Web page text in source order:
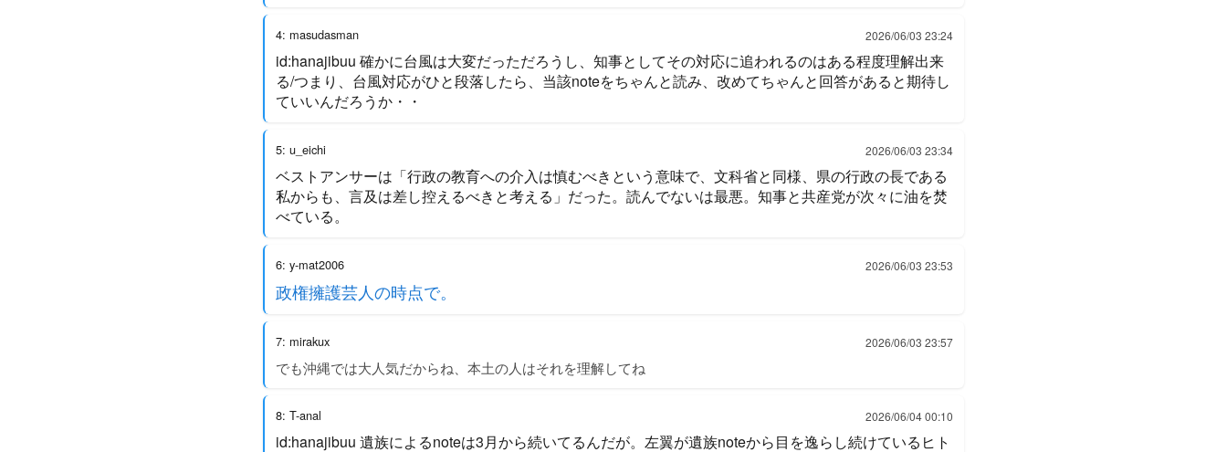
4: masudasman 2026/06/03 23:24
id:hanajibuu 確かに台風は大変だっただろうし、知事としてその対応に追われるのはある程度理解出来
る/つまり、台風対応がひと段落したら、当該noteをちゃんと読み、改めてちゃんと回答があると期待し
ていいんだろうか・・
5: u_eichi 2026/06/03 23:34
ベストアンサーは「行政の教育への介入は慎むべきという意味で、文科省と同様、県の行政の長である
私からも、言及は差し控えるべきと考える」だった。読んでないは最悪。知事と共産党が次々に油を焚
べている。
6: y-mat2006 2026/06/03 23:53
政権擁護芸人の時点で。
7: mirakux 2026/06/03 23:57
でも沖縄では大人気だからね、本土の人はそれを理解してね
8: T-anal 2026/06/04 00:10
id:hanajibuu 遺族によるnoteは3月から続いてるんだが。左翼が遺族noteから目を逸らし続けているヒト